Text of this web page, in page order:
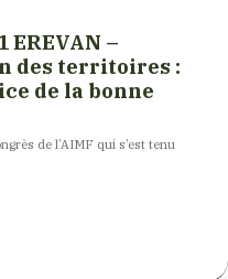
EREVAN –
des territoires :
de la bonne
de l’AIMF qui s’est tenu